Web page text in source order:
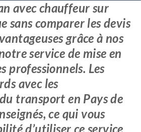
avec chauffeur sur
sans comparer les devis
grâce à nos
service de mise en
professionnels. Les
avec les
transport en Pays de
ce qui vous
d’utiliser ce service